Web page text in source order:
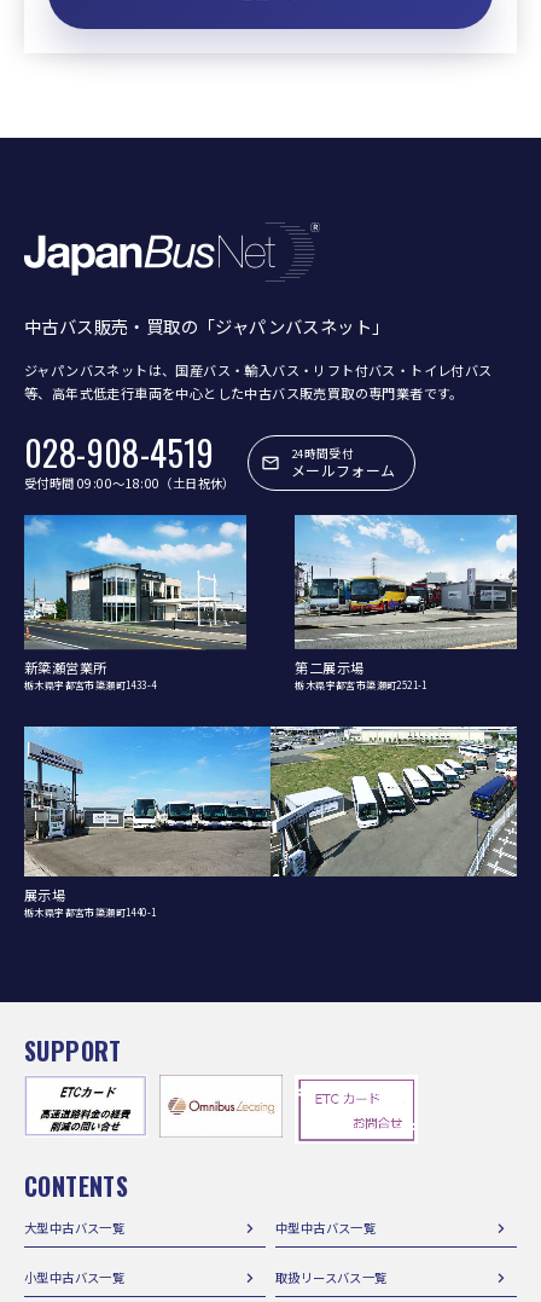
中古バス販売・買取の「ジャパンバスネット」
ジャパンバスネットは、国産バス・輸入バス・リフト付バス・トイレ付バス
等、 高年式低走行車両を中心とした中古バス販売買取の専門業者です。
028-908-4519
受付時間 09:00〜18:00（土日祝休）
24時間受付
メールフォーム
新簗瀬営業所
栃木県宇都宮市簗瀬町1433-4
第二展示場
栃木県宇都宮市簗瀬町2521-1
展示場
栃木県宇都宮市簗瀬町1440-1
SUPPORT
CONTENTS
大型中古バス一覧 中型中古バス一覧
小型中古バス一覧 取扱リースバス一覧